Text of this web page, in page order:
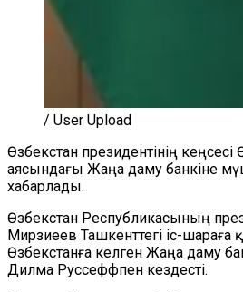
/ User Upload
Өзбекстан президентінің
аясындағы Жаңа даму банкіне
хабарлады.
Өзбекстан Республикасының
Мирзиеев Ташкенттегі іс-шараға
Өзбекстанға келген Жаңа даму
Дилма Руссеффпен кездесті.